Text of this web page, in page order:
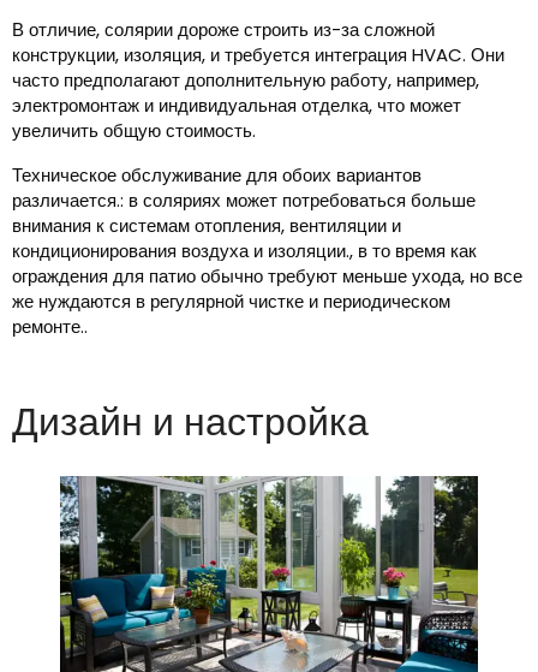
В отличие, солярии дороже строить из-за сложной
конструкции, изоляция, и требуется интеграция HVAC. Они
часто предполагают дополнительную работу, например,
электромонтаж и индивидуальная отделка, что может
увеличить общую стоимость.
Техническое обслуживание для обоих вариантов
различается.: в соляриях может потребоваться больше
внимания к системам отопления, вентиляции и
кондиционирования воздуха и изоляции., в то время как
ограждения для патио обычно требуют меньше ухода, но все
же нуждаются в регулярной чистке и периодическом
ремонте..
Дизайн и настройка